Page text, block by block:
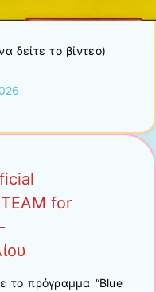
δείτε το βίντεο)
for
το πρόγραμμα “Blue